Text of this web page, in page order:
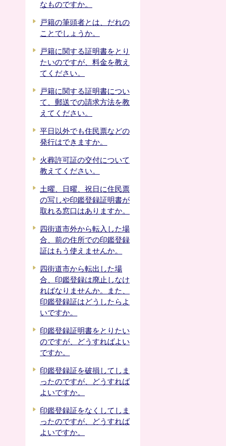
なものですか。
戸籍の筆頭者とは、だれの
ことでしょうか。
戸籍に関する証明書をとり
たいのですが、料金を教え
てください。
戸籍に関する証明書につい
て、郵送での請求方法を教
えてください。
平日以外でも住民票などの
発行はできますか。
火葬許可証の交付について
教えてください。
土曜、日曜、祝日に住民票
の写しや印鑑登録証明書が
取れる窓口はありますか。
四街道市外から転入した場
合、前の住所での印鑑登録
証はもう使えませんか。
四街道市から転出した場
合、印鑑登録は廃止しなけ
ればなりませんか。また、
印鑑登録証はどうしたらよ
いですか。
印鑑登録証明書をとりたい
のですが、どうすればよい
ですか。
印鑑登録証を破損してしま
ったのですが、どうすれば
よいですか。
印鑑登録証をなくしてしま
ったのですが、どうすれば
よいですか。